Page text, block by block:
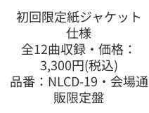
初回限定紙ジャケット
仕様
全12曲収録・価格：
3,300円(税込)
品番：NLCD-19・会場通
販限定盤